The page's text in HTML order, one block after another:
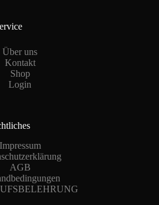
Über uns
Kontakt
Shop
Login
Impressum
AGB